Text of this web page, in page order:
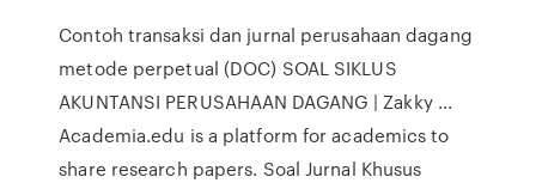
Contoh transaksi dan jurnal perusahaan dagang
metode perpetual (DOC) SOAL SIKLUS
AKUNTANSI PERUSAHAAN DAGANG | Zakky ...
Academia.edu is a platform for academics to
share research papers. Soal Jurnal Khusus